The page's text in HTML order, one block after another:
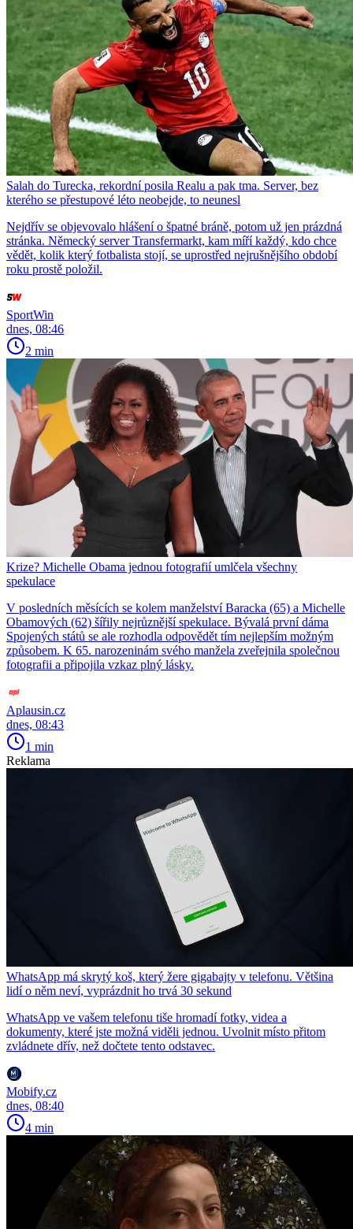
Salah do Turecka, rekordní posila Realu a pak tma. Server, bez
kterého se přestupové léto neobejde, to neunesl
Nejdřív se objevovalo hlášení o špatné bráně, potom už jen prázdná
stránka. Německý server Transfermarkt, kam míří každý, kdo chce
vědět, kolik který fotbalista stojí, se uprostřed nejrušnějšího období
roku prostě položil.
SportWin
dnes, 08:46
2 min
Krize? Michelle Obama jednou fotografií umlčela všechny
spekulace
V posledních měsících se kolem manželství Baracka (65) a Michelle
Obamových (62) šířily nejrůznější spekulace. Bývalá první dáma
Spojených států se ale rozhodla odpovědět tím nejlepším možným
způsobem. K 65. narozeninám svého manžela zveřejnila společnou
fotografii a připojila vzkaz plný lásky.
Aplausin.cz
dnes, 08:43
1 min
Reklama
WhatsApp má skrytý koš, který žere gigabajty v telefonu. Většina
lidí o něm neví, vyprázdnit ho trvá 30 sekund
WhatsApp ve vašem telefonu tiše hromadí fotky, videa a
dokumenty, které jste možná viděli jednou. Uvolnit místo přitom
zvládnete dřív, než dočtete tento odstavec.
Mobify.cz
dnes, 08:40
4 min